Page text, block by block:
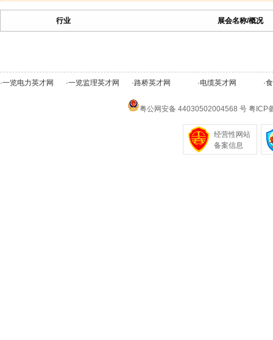
行业 展会名称/概况
·一览电力英才网 ·一览监理英才网 ·路桥英才网 ·电缆英才网 ·
粤公网安备 44030502004568 号 粤ICP
经营性网站
备案信息